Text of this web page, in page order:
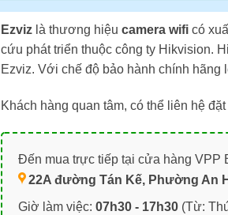
Ezvizlà thương hiệu camera wificó
cứu phát triển thuộc công ty Hikvision.
Ezviz. Với chế độ bảo hành chính hãng
Khách hàng quan tâm, có thể liên hệ
Đến mua trực tiếp tại cửa hàng VPP
22A đường Tán Kế, Phường An
Giờ làm việc: 07h30 - 17h30(Từ: